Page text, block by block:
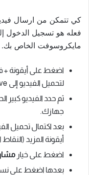
كي تتمكن من ارسال
مايكروسوفت الخاص بك.
اضغط على أيقونة +
لتحميل الفيديو إلى OneDrive.
ثم حدد الفيديو كبير
جهازك.
أيقونة المزيد
اضغط على خيار
بعدها اضغط على نسخ